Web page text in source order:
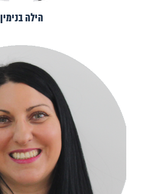
הילה בנימין